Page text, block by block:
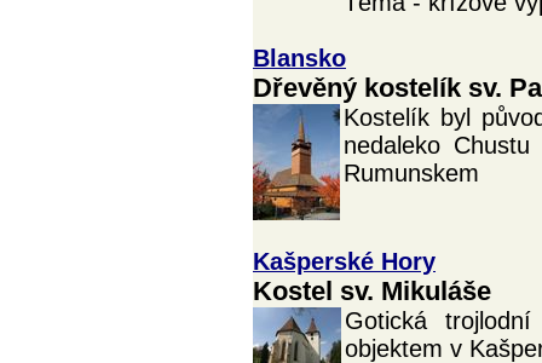
Blansko
Dřevěný kostelík sv.
Kostelík byl
nedaleko
Rumunskem
Kašperské Hory
Kostel sv. Mikuláše
Gotická
objektem v